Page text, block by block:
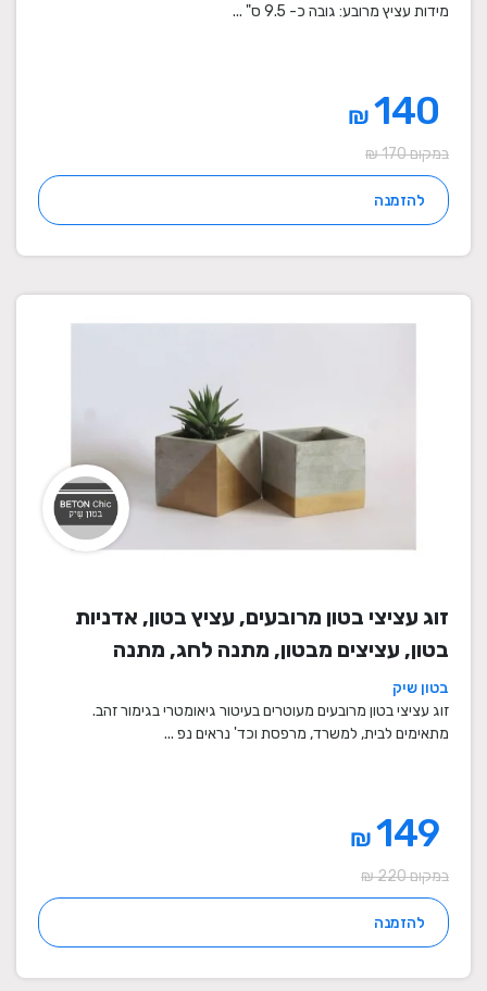
מידות עציץ מרובע: גובה כ- 9.5 ס" ...
₪
במקום 170 ₪
להזמנה
זוג עציצי בטון מרובעים, עציץ בטון, אדניות
בטון, עציצים מבטון, מתנה לחג, מתנה
לעובדים, מתנות לחנוכת בית, עציצים מתנה,
מתנה, מתנות מיוחדות
בטון שיק
זוג עציצי בטון מרובעים מעוטרים בעיטור גיאומטרי בגימור זהב.
מתאימים לבית, למשרד, מרפסת וכד' נראים נפ ...
₪
במקום 220 ₪
להזמנה